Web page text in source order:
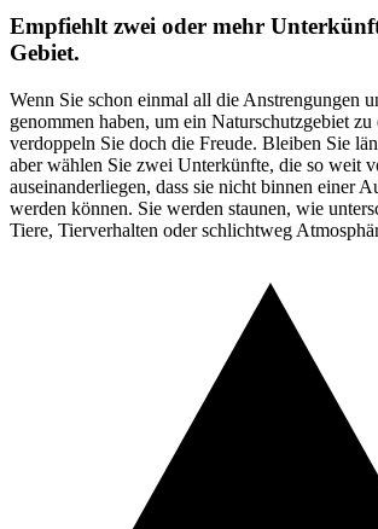
Empfiehlt zwei oder mehr
Gebiet.
Wenn Sie schon einmal all die Anstrengungen
genommen haben, um ein Naturschutzgebiet zu
verdoppeln Sie doch die Freude. Bleiben Sie
aber wählen Sie zwei Unterkünfte, die so weit
auseinanderliegen, dass sie nicht binnen einer
werden können. Sie werden staunen, wie
Tiere, Tierverhalten oder schlichtweg